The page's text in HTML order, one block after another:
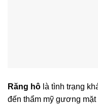
Răng hô là tình trạng
đến thẩm mỹ gương